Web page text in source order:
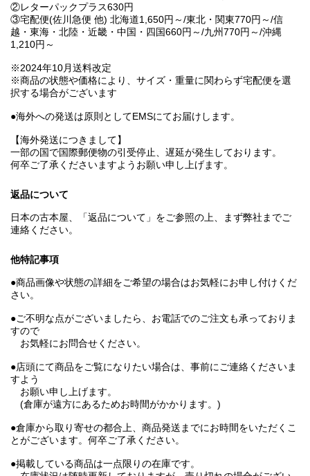
②レターパックプラス630円
③宅配便(佐川急便 他) 北海道1,650円～/東北・関東770円～/信
越・東海・北陸・近畿・中国・四国660円～/九州770円～/沖縄
1,210円～
※2024年10月送料改定
※商品の状態や価格により、サイズ・重量に関わらず宅配便を選
択する場合がございます
●海外への発送は原則としてEMSにてお届けします。
【海外発送につきまして】
一部の国で国際郵便物の引受停止、遅延が発生しております。
何卒ご了承くださいますようお願い申し上げます。
返品について
日本の古本屋、「返品について」をご参照の上、まず弊社までご
連絡ください。
他特記事項
●商品画像や状態の詳細をご希望の場合はお気軽にお申し付けくだ
さい。
●ご不明な点がございましたら、お電話でのご注文も承っておりま
すので
お気軽にお問合せください。
●店頭にて商品をご覧になりたい場合は、事前にご連絡くださいま
すよう
お願い申し上げます。
(倉庫が遠方にあるためお時間がかかります。)
●倉庫から取り寄せの都合上、商品発送までにお時間をいただくこ
とがございます。何卒ご了承ください。
●掲載している商品は一点限りの在庫です。